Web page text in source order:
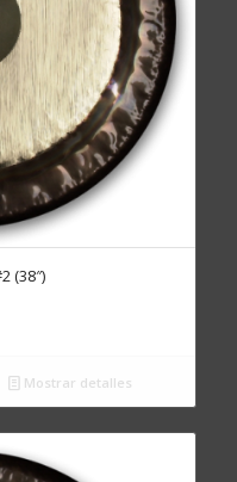
(38″)
Mostrar detalles